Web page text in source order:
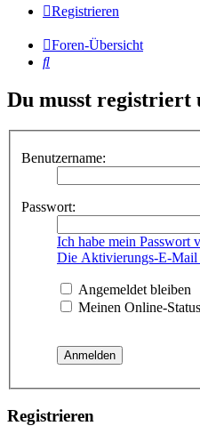
Registrieren
Foren-Übersicht
Suche
Du musst registriert
Benutzername:
Passwort:
Ich habe mein Passwort
Die Aktivierungs-E-Mail
Angemeldet bleiben
Meinen Online-
Registrieren